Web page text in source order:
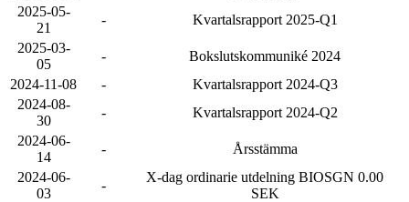
2025-05-
21
-
Kvartalsrapport 2025-Q1
2025-03-
05
-
Bokslutskommuniké 2024
2024-11-08
-
Kvartalsrapport 2024-Q3
2024-08-
30
-
Kvartalsrapport 2024-Q2
2024-06-
14
-
Årsstämma
2024-06-
03
-
X-dag ordinarie utdelning BIOSGN 0.00
SEK